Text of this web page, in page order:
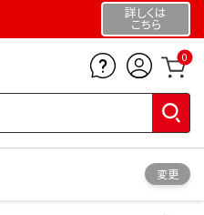
詳しくは
こちら
0
変更